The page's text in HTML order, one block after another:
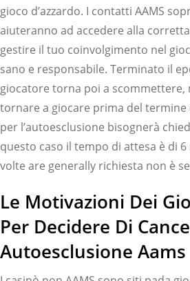
gioco d’azzardo. I contatti AAMS
aiuteranno ad accedere alla
gestire il tuo coinvolgimento nel
sano e responsabile. Terminato il
giocatore torna poi a scommettere,
tornare a giocare prima del
per l’autoesclusione bisognerà
questo caso il tempo di attesa è di
volte are generally richiesta non è
Le Motivazioni Dei
Per Decidere Di
Autoesclusione Aams